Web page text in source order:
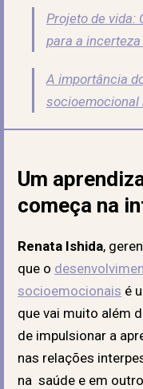
Projeto de vida:
para a
A importância
socioemocional
Um
começa na
Renata Ishida,
que o
socioemocionais é
que vai muito além
de impulsionar a
nas relações
na saúde e em